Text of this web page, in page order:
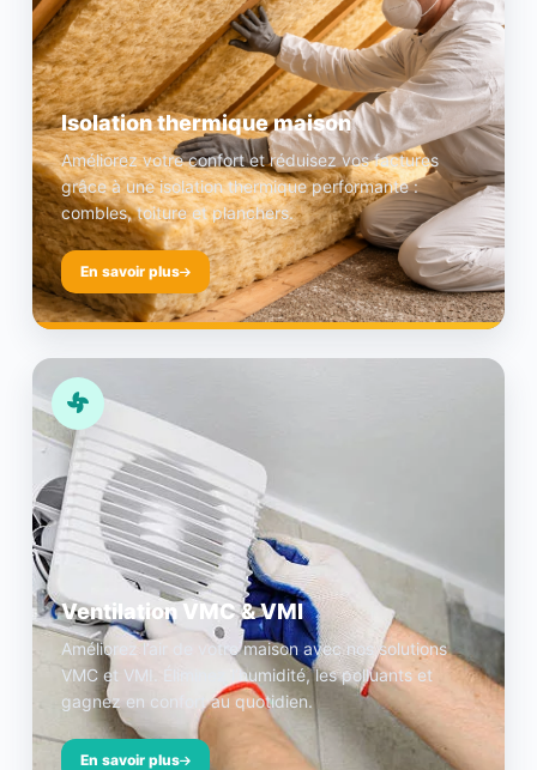
Isolation thermique maison
Améliorez votre confort et réduisez vos factures
grâce à une isolation thermique performante :
combles, toiture et planchers.
En savoir plus
Ventilation VMC & VMI
Améliorez l’air de votre maison avec nos solutions
VMC et VMI. Éliminez l’humidité, les polluants et
gagnez en confort au quotidien.
En savoir plus